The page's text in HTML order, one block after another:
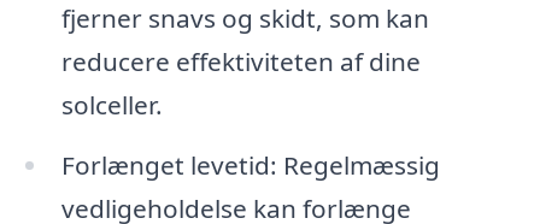
fjerner snavs og skidt, som kan
reducere effektiviteten af dine
solceller.
Forlænget levetid: Regelmæssig
vedligeholdelse kan forlænge